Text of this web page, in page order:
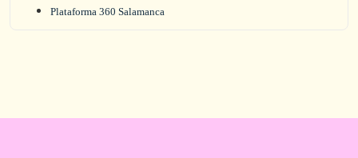
Plataforma 360 Salamanca